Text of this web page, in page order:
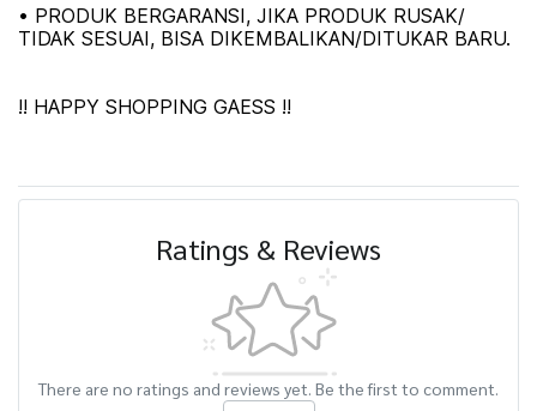
• PRODUK BERGARANSI, JIKA PRODUK RUSAK/
TIDAK SESUAI, BISA DIKEMBALIKAN/DITUKAR BARU.
!! HAPPY SHOPPING GAESS !!
Ratings & Reviews
There are no ratings and reviews yet. Be the first to comment.